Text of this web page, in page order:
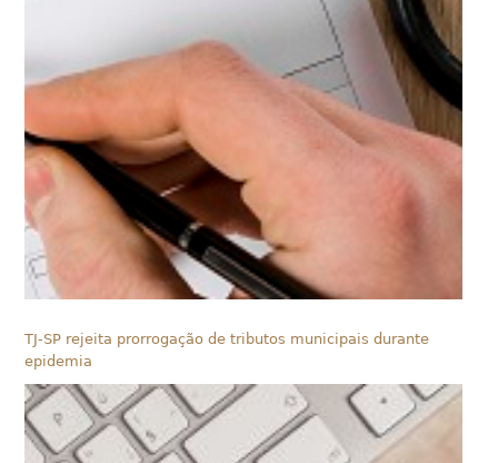
TJ-SP rejeita prorrogação de tributos municipais durante
epidemia